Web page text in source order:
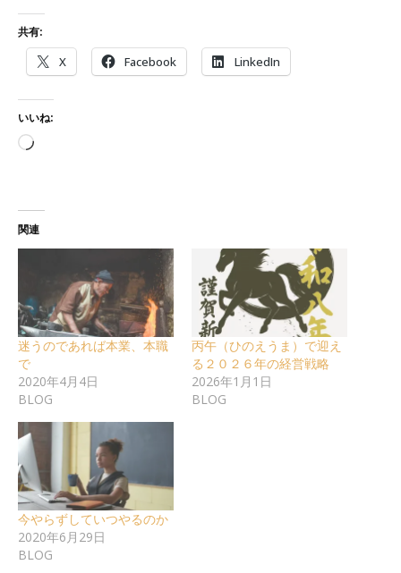
共有:
X Facebook LinkedIn
いいね:
読み込み中…
関連
迷うのであれば本業、本職
で
2020年4月4日
BLOG
丙午（ひのえうま）で迎え
る２０２６年の経営戦略
2026年1月1日
BLOG
今やらずしていつやるのか
2020年6月29日
BLOG